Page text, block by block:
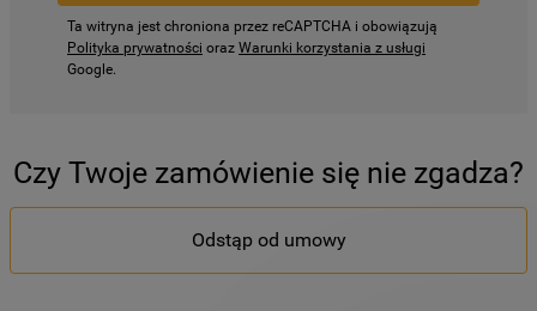
Ta witryna jest chroniona przez reCAPTCHA i obowiązują
Polityka prywatności oraz Warunki korzystania z usługi
Google.
Czy Twoje zamówienie się nie zgadza?
Odstąp od umowy